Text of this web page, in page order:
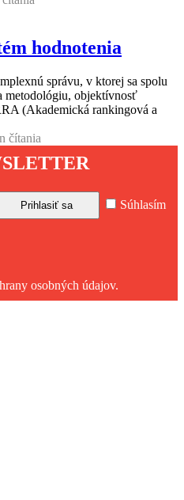
hodnotenia
správu, v ktorej sa spolu
metodológiu, objektívnosť
(Akademická rankingová a
čítania
Súhlasím
osobných údajov.